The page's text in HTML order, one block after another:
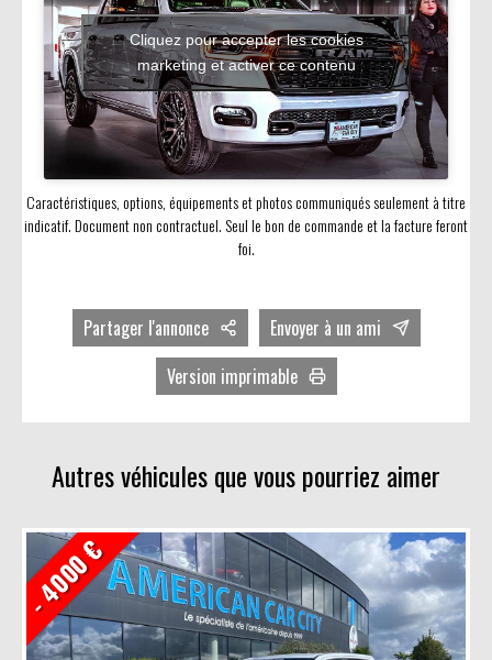
Cliquez pour accepter les cookies
marketing et activer ce contenu
Caractéristiques, options, équipements et photos communiqués seulement à titre
indicatif. Document non contractuel. Seul le bon de commande et la facture feront
foi.
Partager l'annonce Envoyer à un ami
Version imprimable
Autres véhicules que vous pourriez aimer
- 4000 €